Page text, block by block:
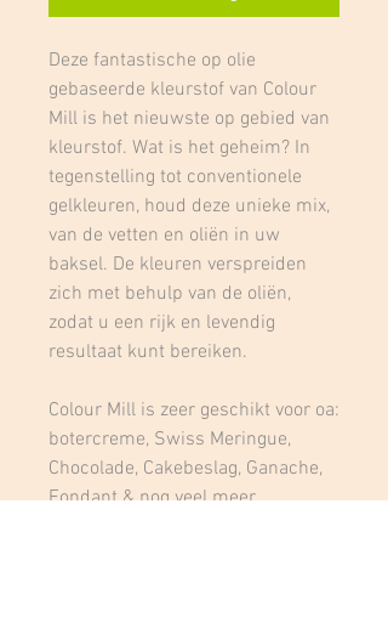
Deze fantastische op olie
gebaseerde kleurstof van Colour
Mill is het nieuwste op gebied van
kleurstof. Wat is het geheim? In
tegenstelling tot conventionele
gelkleuren, houd deze unieke mix,
van de vetten en oliën in uw
baksel. De kleuren verspreiden
zich met behulp van de oliën,
zodat u een rijk en levendig
resultaat kunt bereiken.
Colour Mill is zeer geschikt voor oa:
botercreme, Swiss Meringue,
Chocolade, Cakebeslag, Ganache,
Fondant & nog veel meer.